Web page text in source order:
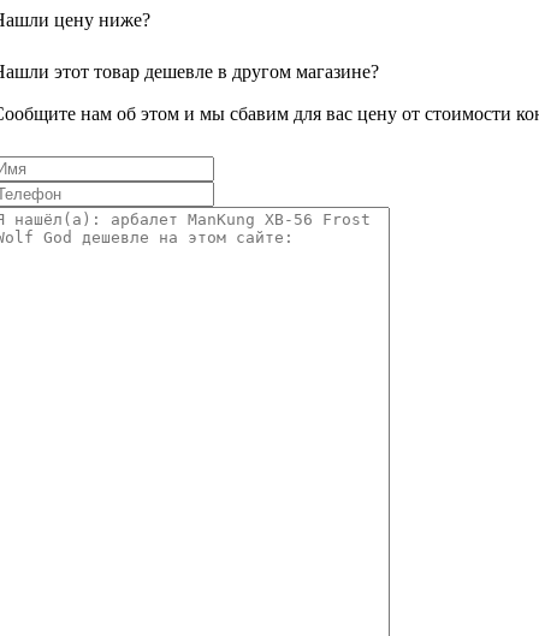
цену ниже?
этот товар дешевле в другом магазине?
нам об этом и мы сбавим для вас цену от стоимости